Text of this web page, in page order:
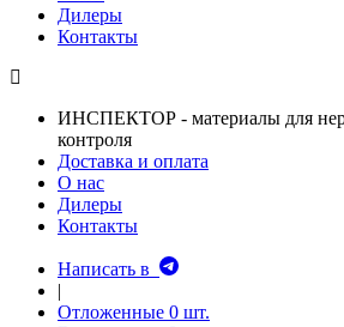
Дилеры
Контакты
ИНСПЕКТОР - материалы для
контроля
Доставка и оплата
О нас
Дилеры
Контакты
Написать в
|
Отложенные 0 шт.